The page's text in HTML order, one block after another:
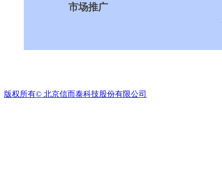
市场推广
版权所有© 北京信而泰科技股份有限公司